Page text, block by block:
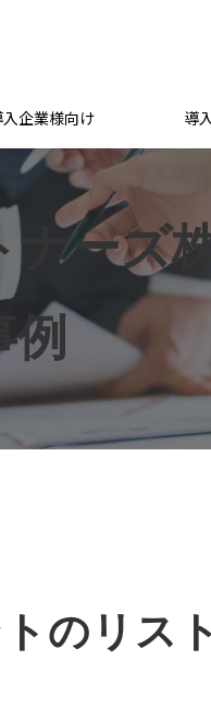
企業様向け 導
ナーズ
のリス